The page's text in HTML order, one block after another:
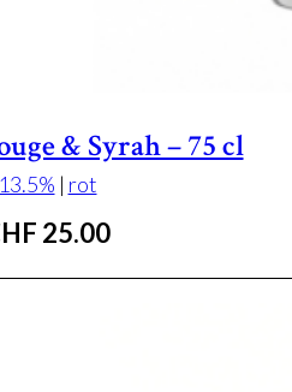
& Syrah – 75 cl
13.5% | rot
25.00